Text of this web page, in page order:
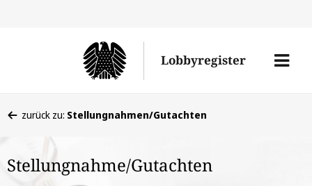
Lobbyregister
Menü
befinden
hier:
zurück zu: Stellungnahmen/Gutachten
Stellungnahme/Gutachten